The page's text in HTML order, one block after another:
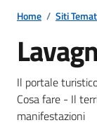
Home / Siti
Il portale
Cosa fare - Il
manifestazioni